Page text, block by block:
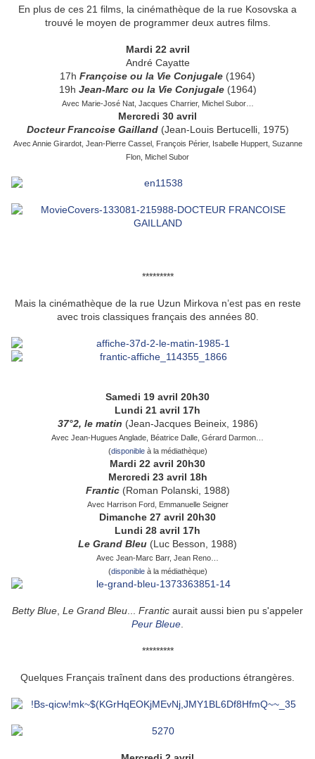
En plus de ces 21 films, la cinémathèque de la rue Kosovska a
trouvé le moyen de programmer deux autres films.
Mardi 22 avril
André Cayatte
17h Françoise ou la Vie Conjugale (1964)
19h Jean-Marc ou la Vie Conjugale(1964)
Avec Marie-José Nat, Jacques Charrier, Michel Subor…
Mercredi 30 avril
Docteur Francoise Gailland(Jean-Louis Bertucelli, 1975)
Avec Annie Girardot, Jean-Pierre Cassel, François Périer, Isabelle Huppert, Suzanne
Flon, Michel Subor
*********
Mais la cinémathèque de la rue Uzun Mirkova n’est pas en reste
avec trois classiques français des années 80.
Samedi 19 avril 20h30
Lundi 21 avril 17h
37°2, le matin (Jean-Jacques Beineix, 1986)
Avec Jean-Hugues Anglade, Béatrice Dalle, Gérard Darmon…
(disponibleà la médiathèque)
Mardi 22 avril 20h30
Mercredi 23 avril 18h
Frantic(Roman Polanski, 1988)
Avec Harrison Ford, Emmanuelle Seigner
Dimanche 27 avril 20h30
Lundi 28 avril 17h
Le Grand Bleu (Luc Besson, 1988)
Avec Jean-Marc Barr, Jean Reno…
(disponibleà la médiathèque)
Betty Blue Le Grand Bleu Frantic aurait aussi bien pu s'appeler
Peur Bleue
*********
Quelques Français traînent dans des productions étrangères.